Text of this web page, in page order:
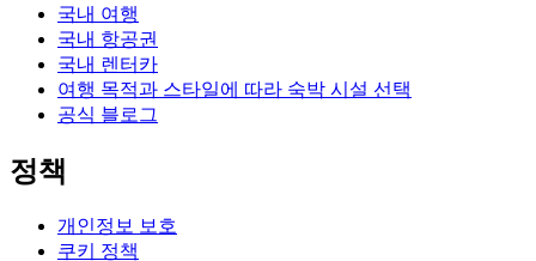
국내 여행
국내 항공권
국내 렌터카
여행 목적과 스타일에 따라 숙박 시설 선택
공식 블로그
정책
개인정보 보호
쿠키 정책